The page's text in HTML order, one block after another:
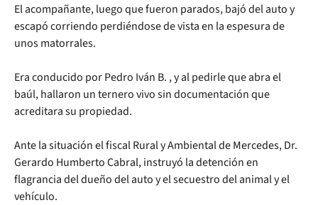
El acompañante, luego que fueron parados, bajó del auto y
escapó corriendo perdiéndose de vista en la espesura de
unos matorrales.
Era conducido por Pedro Iván B. , y al pedirle que abra el
baúl, hallaron un ternero vivo sin documentación que
acreditara su propiedad.
Ante la situación el fiscal Rural y Ambiental de Mercedes, Dr.
Gerardo Humberto Cabral, instruyó la detención en
flagrancia del dueño del auto y el secuestro del animal y el
vehículo.